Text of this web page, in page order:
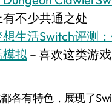
不少共通之处
生活Switch评测
模拟– 喜欢这类游
各有特色，展现了